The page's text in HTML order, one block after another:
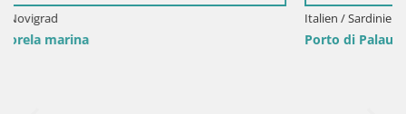
Porto di Palau – Sardinien